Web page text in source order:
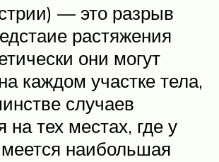
— это разрыв
растяжения
они могут
каждом участке тела,
случаев
на тех местах, где у
наибольшая